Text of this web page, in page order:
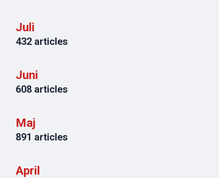
Juli
432 articles
Juni
608 articles
Maj
891 articles
April